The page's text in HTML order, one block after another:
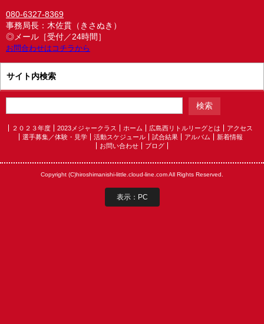
080-6327-8369
事務局長：木佐貫（きさぬき）
◎メール［受付／24時間］
お問合わせはコチラから
サイト内検索
２０２３年度 2023メジャークラス ホーム 広島西リトルリーグとは
アクセス
選手募集／体験・見学
活動スケジュール 試合結果 アルバム
新着情報
お問い合わせ
ブログ
Copyright (C)hiroshimanishi-little.cloud-line.com All Rights Reserved.
表示：PC